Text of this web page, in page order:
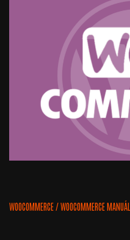
WOOCOMMERCE /WOOCOMMERCE MANUÁL